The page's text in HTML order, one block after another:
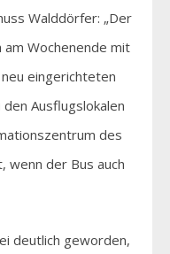
Walddörfer: „Der
Wochenende mit
eingerichteten
Ausflugslokalen
des
wenn der Bus auch
deutlich geworden,